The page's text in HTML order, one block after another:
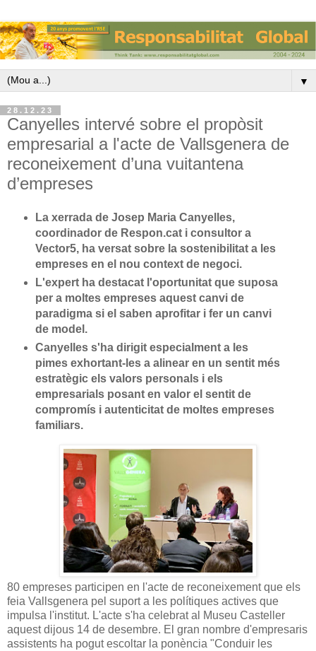
▼
28.12.23
Canyelles intervé sobre el propòsit
empresarial a l'acte de Vallsgenera de
reconeixement d’una vuitantena
d’empreses
La xerrada de Josep Maria Canyelles,
coordinador de Respon.cat i consultor a
Vector5, ha versat sobre la sostenibilitat a les
empreses en el nou context de negoci.
L'expert ha destacat l'oportunitat que suposa
per a moltes empreses aquest canvi de
paradigma si el saben aprofitar i fer un canvi
de model.
Canyelles s'ha dirigit especialment a les
pimes exhortant-les a alinear en un sentit més
estratègic els valors personals i els
empresarials posant en valor el sentit de
compromís i autenticitat de moltes empreses
familiars.
80 empreses participen en l'acte de reconeixement que els
feia Vallsgenera pel suport a les polítiques actives que
impulsa l'institut. L'acte s'ha celebrat al Museu Casteller
aquest dijous 14 de desembre. El gran nombre d'empresaris
assistents ha pogut escoltar la ponència "Conduir les